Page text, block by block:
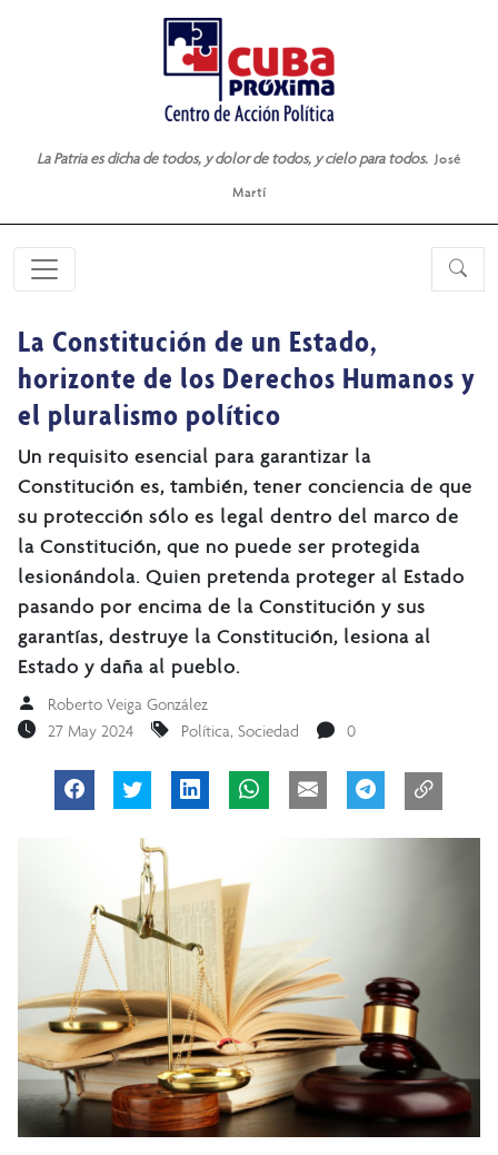
La Patria es dicha de todos, y dolor de todos, y cielo para todos. José
Martí
La Constitución de un Estado,
horizonte de los Derechos Humanos y
el pluralismo político
Un requisito esencial para garantizar la
Constitución es, también, tener conciencia de que
su protección sólo es legal dentro del marco de
la Constitución, que no puede ser protegida
lesionándola. Quien pretenda proteger al Estado
pasando por encima de la Constitución y sus
garantías, destruye la Constitución, lesiona al
Estado y daña al pueblo.
Roberto Veiga González
27 May 2024
Política, Sociedad 0